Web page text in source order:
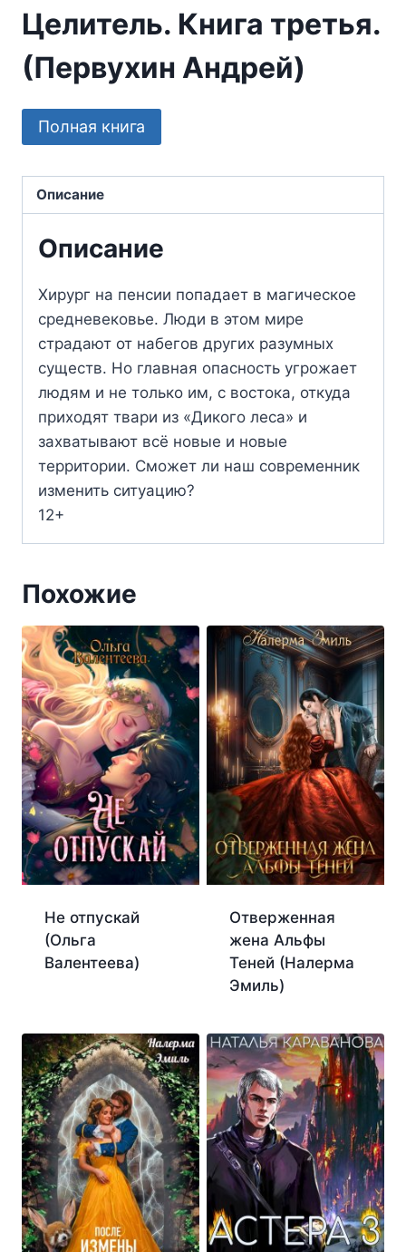
Целитель. Книга третья.
(Первухин Андрей)
Полная книга
Описание
Описание
Хирург на пенсии попадает в магическое
средневековье. Люди в этом мире
страдают от набегов других разумных
существ. Но главная опасность угрожает
людям и не только им, с востока, откуда
приходят твари из «Дикого леса» и
захватывают всё новые и новые
территории. Сможет ли наш современник
изменить ситуацию?
12+
Похожие
Не отпускай
(Ольга
Валентеева)
Отверженная
жена Альфы
Теней (Налерма
Эмиль)